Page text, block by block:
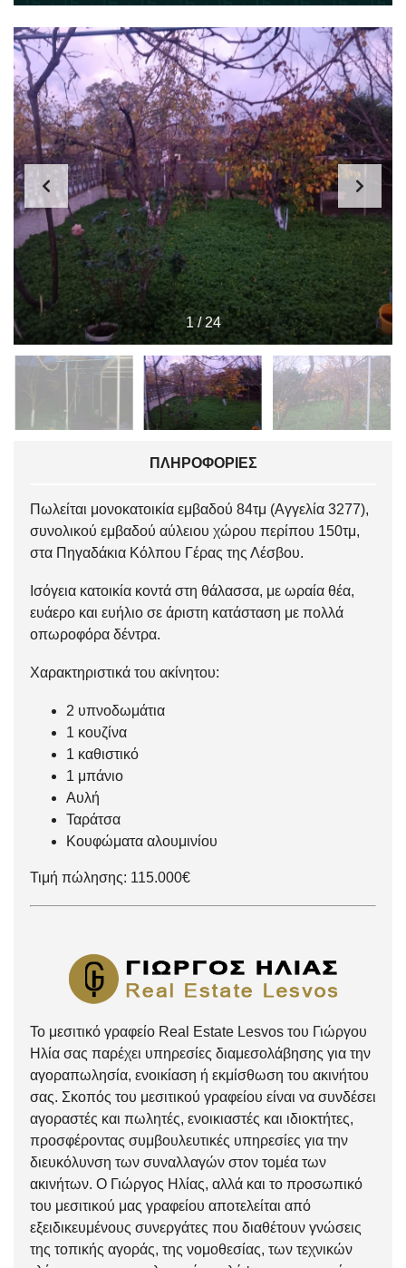
1/24
ΠΛΗΡΟΦΟΡΊΕΣ
Πωλείται μονοκατοικία εμβαδού 84τμ (Αγγελία 3277),
συνολικού εμβαδού αύλειου χώρου περίπου 150τμ,
στα Πηγαδάκια Κόλπου Γέρας της Λέσβου.
Ισόγεια κατοικία κοντά στη θάλασσα, με ωραία θέα,
ευάερο και ευήλιο σε άριστη κατάσταση με πολλά
οπωροφόρα δέντρα.
Χαρακτηριστικά του ακίνητου:
2 υπνοδωμάτια
1 κουζίνα
1 καθιστικό
1 μπάνιο
Αυλή
Ταράτσα
Κουφώματα αλουμινίου
Τιμή πώλησης: 115.000€
Το μεσιτικό γραφείο Real Estate Lesvos του Γιώργου
Ηλία σας παρέχει υπηρεσίες διαμεσολάβησης για την
αγοραπωλησία, ενοικίαση ή εκμίσθωση του ακινήτου
σας. Σκοπός του μεσιτικού γραφείου είναι να συνδέσει
αγοραστές και πωλητές, ενοικιαστές και ιδιοκτήτες,
προσφέροντας συμβουλευτικές υπηρεσίες για την
διευκόλυνση των συναλλαγών στον τομέα των
ακινήτων. Ο Γιώργος Ηλίας, αλλά και το προσωπικό
του μεσιτικού μας γραφείου αποτελείται από
εξειδικευμένους συνεργάτες που διαθέτουν γνώσεις
της τοπικής αγοράς, της νομοθεσίας, των τεχνικών